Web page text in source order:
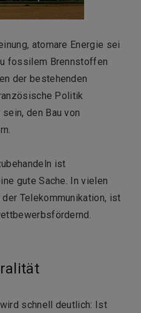
atomare Energie sei
fossilem Brennstoffen
der bestehenden
Politik
den Bau von
ist
gute Sache. In vielen
Telekommunikation, ist
schnell deutlich: Ist